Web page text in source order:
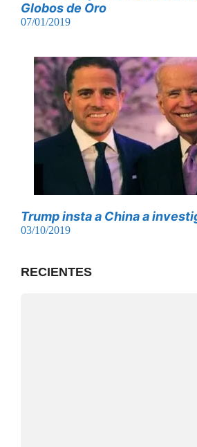
Globos de Oro
07/01/2019
Trump insta a China a
03/10/2019
RECIENTES